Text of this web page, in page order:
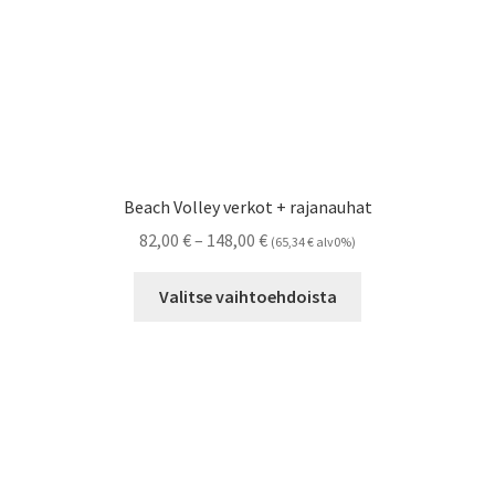
Beach Volley verkot + rajanauhat
82,00 €– 148,00 €Hintaluokka:
-
(65,34€ alv0%)
Valitse vaihtoehdoista